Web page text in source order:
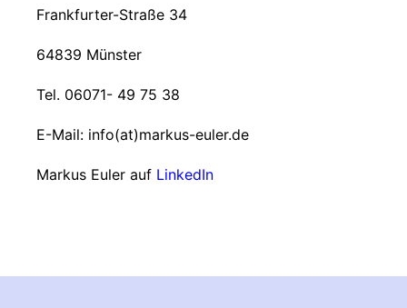
Frankfurter-Straße 34
64839 Münster
Tel. 06071- 49 75 38
E-Mail: info(at)markus-euler.de
Markus Euler auf LinkedIn